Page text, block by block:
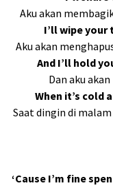
Aku akan
I’ll wipe your
Aku akan
And I’ll hold
Dan aku
When it’s cold
Saat dingin di
‘Cause I’m fine